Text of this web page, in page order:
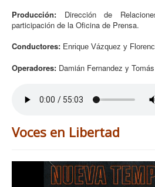
Producción: Dirección de
participación de la Oficina de Prensa.
Conductores: Enrique Vázquez y
Operadores: Damián Fernandez y
Voces en Libertad